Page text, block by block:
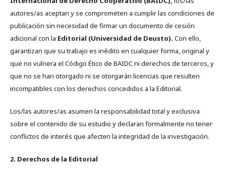
autores/as aceptan y se comprometen a cumplir las condiciones de
publicación sin necesidad de firmar un documento de cesión
adicional con la Editorial (Universidad de Deusto). Con ello,
garantizan que su trabajo es inédito en cualquier forma, original y
que no vulnera el Código Ético de BAIDC ni derechos de terceros, y
que no se han otorgado ni se otorgarán licencias que resulten
incompatibles con los derechos concedidos a la Editorial.
Los/las autores/as asumen la responsabilidad total y exclusiva
sobre el contenido de su estudio y declaran formalmente no tener
conflictos de interés que afecten la integridad de la investigación.
2. Derechos de la Editorial